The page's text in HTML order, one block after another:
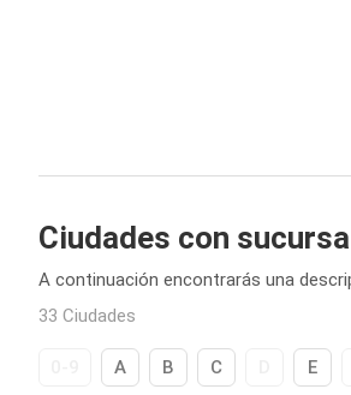
Ciudades con
A continuación encontrarás una
33 Ciudades
A B C E